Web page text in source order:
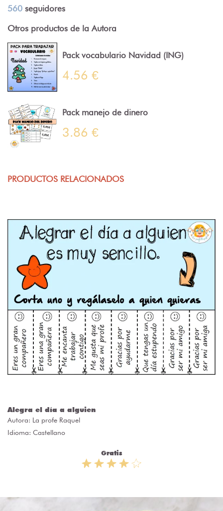
560 seguidores
Otros productos de la Autora
Pack vocabulario Navidad (ING)
4.56 €
Pack manejo de dinero
3.86 €
PRODUCTOS RELACIONADOS
Alegra el día a alguien
Autora: La profe Raquel
Idioma: Castellano
Gratis